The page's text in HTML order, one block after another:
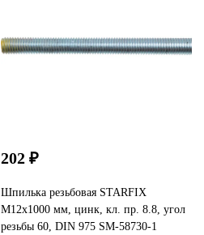
202 ₽
Шпилька резьбовая STARFIX
М12x1000 мм, цинк, кл. пр. 8.8, угол
резьбы 60, DIN 975 SM-58730-1